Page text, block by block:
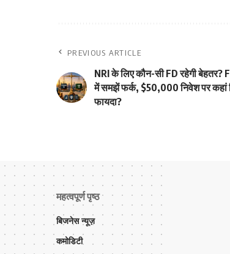
PREVIOUS ARTICLE
NRI के लिए कौन-सी FD रहेगी बेहतर?
में समझें फर्क, $50,000 निवेश पर कहां
फायदा?
महत्वपूर्ण पृष्ठ
बिजनेस न्यूज़
कमोडिटी